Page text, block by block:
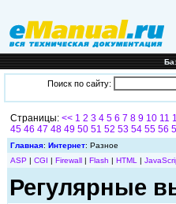
Поиск по сайту:
Страницы: << 1 2 3 4 5 6 7 8 9 10 11
45 46 47 48 49 50 51 52 53 54 55 56
Главная: Интернет: Разное
ASP| CGI | Firewall| Flash | HTML |
Регулярные